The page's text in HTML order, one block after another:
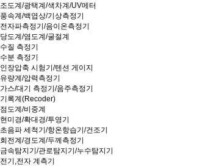
조도계/광택계/색차계/UV메터
풍속계/백엽상/기상측정기
전자파측정기/음이온측정기
당도계/염도계/굴절계
수질 측정기
수분 측정기
인장압축 시험기/텐션 게이지
유량계/압력측정기
가스/대기 측정기/음주측정기
기록계(Recoder)
점도계/비중계
현미경/확대경/투영기
초음파 세척기/항온항습기/건조기
회전계/경도계/두께측정기
금속탐지기/관로탐지기/누수탐지기
전기,전자 계측기